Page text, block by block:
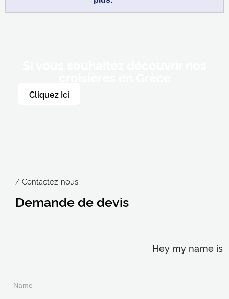
Cliquez Ici
/ Contactez-nous
Demande de devis
Hey my name is